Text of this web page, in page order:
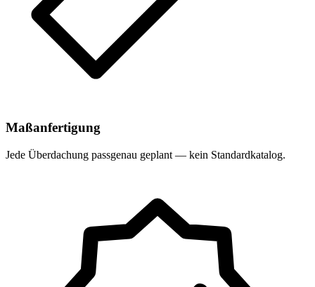
Maßanfertigung
Jede Überdachung passgenau geplant — kein Standardkatalog.